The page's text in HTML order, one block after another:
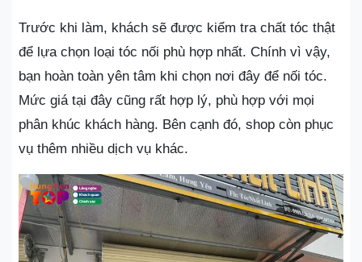
Trước khi làm, khách sẽ được kiểm tra chất tóc thật
để lựa chọn loại tóc nối phù hợp nhất. Chính vì vậy,
bạn hoàn toàn yên tâm khi chọn nơi đây để nối tóc.
Mức giá tại đây cũng rất hợp lý, phù hợp với mọi
phân khúc khách hàng. Bên cạnh đó, shop còn phục
vụ thêm nhiều dịch vụ khác.